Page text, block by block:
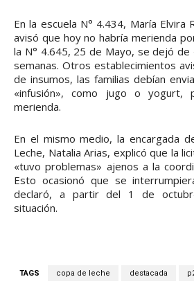
En la escuela N° 4.434, María Elvira
avisó que hoy no habría merienda
la N° 4.645, 25 de Mayo, se dejó de
semanas. Otros establecimientos
de insumos, las familias debían
«infusión», como jugo o yogurt,
merienda.
En el mismo medio, la encargada
Leche, Natalia Arias, explicó que la
«tuvo problemas» ajenos a la
Esto ocasionó que se
declaró, a partir del 1 de
situación.
TAGS copa de leche destacada